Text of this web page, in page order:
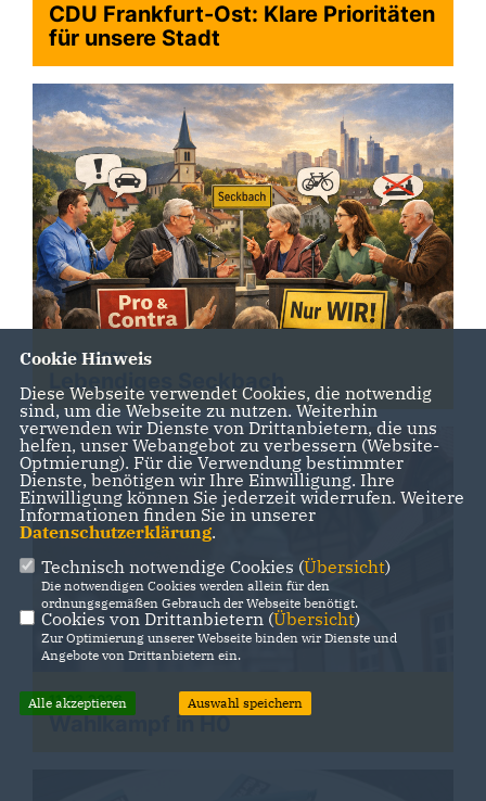
CDU Frankfurt-Ost: Klare Prioritäten
für unsere Stadt
20.02.2026
Lebendiges Seckbach
11.02.2026
Cookie Hinweis
Diese Webseite verwendet Cookies, die notwendig
sind, um die Webseite zu nutzen. Weiterhin
verwenden wir Dienste von Drittanbietern, die uns
helfen, unser Webangebot zu verbessern (Website-
Optmierung). Für die Verwendung bestimmter
Dienste, benötigen wir Ihre Einwilligung. Ihre
Einwilligung können Sie jederzeit widerrufen. Weitere
Informationen finden Sie in unserer
Datenschutzerklärung.
Technisch notwendige Cookies (Übersicht)
Die notwendigen Cookies werden allein für den
ordnungsgemäßen Gebrauch der Webseite benötigt.
Cookies von Drittanbietern (Übersicht)
Zur Optimierung unserer Webseite binden wir Dienste und
Angebote von Drittanbietern ein.
Alle akzeptieren Auswahl speichern